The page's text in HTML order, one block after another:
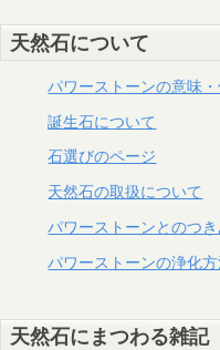
天然石について
パワーストーンの意味
誕生石について
石選びのページ
天然石の取扱について
パワーストーンとのつ
パワーストーンの浄化
天然石にまつわる雑記